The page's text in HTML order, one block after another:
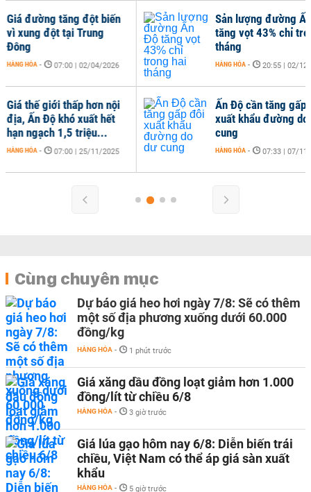
Sản lượng đường Ấn Độ
tăng vọt 43% chỉ trong hai
HÀNG HÓA 20:55 | 02/12/2025
Ấn Độ cần tăng gấp đôi
xuất khẩu đường do dư
cung
HÀNG HÓA 07:33 | 07/11/2025
Cùng chuyên mục
Dự báo giá heo hơi ngày 7/8: Sẽ có thêm
một số địa phương xuống dưới 60.000
đồng/kg
HÀNG HÓA - 1 phút trước
Giá xăng dầu đồng loạt giảm hơn 1.000
đồng/lít từ chiều 6/8
HÀNG HÓA - 3 giờ trước
Giá lúa gạo hôm nay 6/8: Diễn biến trái
chiều, Việt Nam có thể áp giá sàn xuất
khẩu
HÀNG HÓA - 5 giờ trước